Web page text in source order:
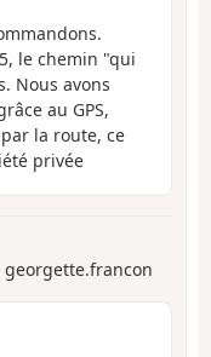
le chemin "qui
Nous avons
au GPS,
la route, ce
privée
georgette.francon